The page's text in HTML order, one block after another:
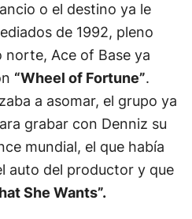
o el destino ya le
de 1992, pleno
norte, Ace of Base ya
“Wheel of Fortune”.
a asomar, el grupo ya
grabar con Denniz su
mundial, el que había
auto del productor y que
She Wants”.